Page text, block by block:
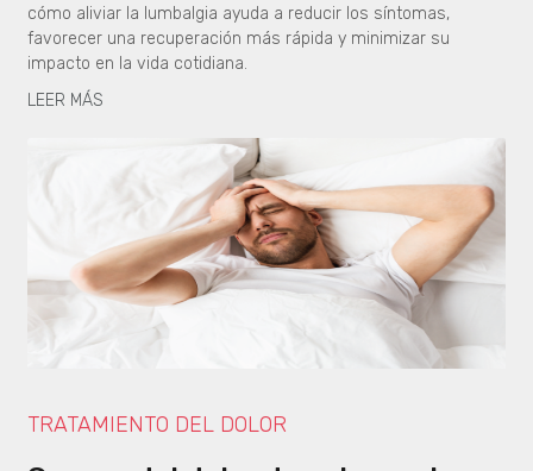
cómo aliviar la lumbalgia ayuda a reducir los síntomas,
favorecer una recuperación más rápida y minimizar su
impacto en la vida cotidiana.
LEER MÁS
TRATAMIENTO DEL DOLOR